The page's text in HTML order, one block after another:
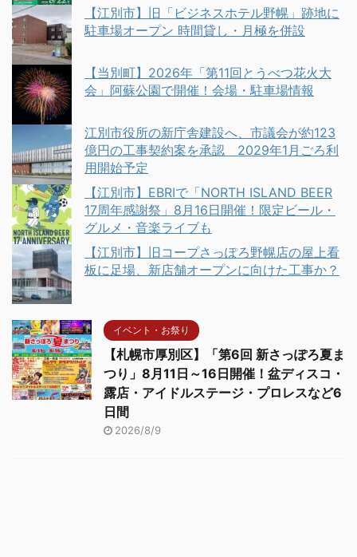
【江別市】旧「ビジネスホテル野幌」跡地に
駐車場オープン 時間貸し・月極を併設
【当別町】2026年「第11回とうべつ花火大
会」阿蘇公園で開催！会場・駐車場情報
江別市役所の新庁舎建設へ、市議会が約123
億円の工事契約案を承認 2029年1月ごろ利
用開始予定
【江別市】EBRIで「NORTH ISLAND BEER
17周年感謝祭」8月16日開催！限定ビール・
グルメ・音楽ライブも
【江別市】旧コープさっぽろ野幌店の屋上看
板に足場、新店舗オープンに向けた工事か？
イベント・お祭り
【札幌市厚別区】「第6回 新さっぽろ夏ま
つり」8月11日～16日開催！盆ディスコ・
露店・アイドルステージ・プロレスなど6
日間
2026/8/9